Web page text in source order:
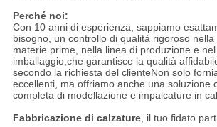
Perché noi:
Con 10 anni di esperienza, sappiamo
bisogno, un controllo di qualità rigoroso nella
materie prime, nella linea di produzione e
imballaggio,che garantisce la qualità
secondo la richiesta del clienteNon solo
eccellenti, ma offriamo anche una soluzione
completa di modellazione e impalcature in
Fabbricazione di calzature, il tuo fidato